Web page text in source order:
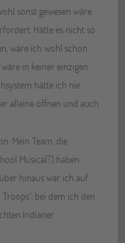
sonst gewesen wäre.
Hätte es nicht so
wäre ich wohl schon
in keiner einzigen
hätte ich nie
alleine öffnen und auch
Mein Team, die
Musical?) haben
hinaus war ich auf
bei dem ich den
Indianer